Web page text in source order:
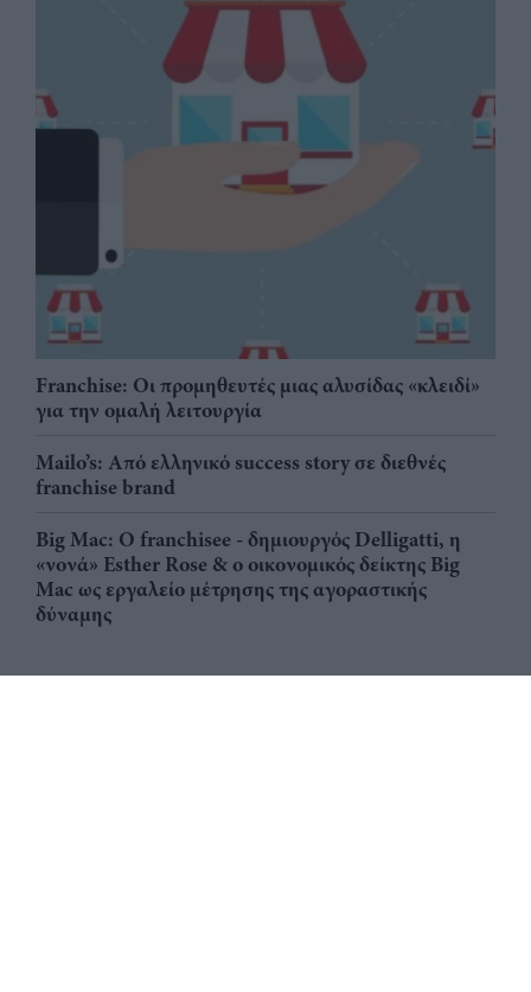
Franchise: Οι προμηθευτές μιας αλυσίδας «κλειδί»
για την ομαλή λειτουργία
Mailo’s: Από ελληνικό success story σε διεθνές
franchise brand
Big Mac: Ο franchisee - δημιουργός Delligatti, η
«νονά» Esther Rose & ο οικονομικός δείκτης Big
Mac ως εργαλείο μέτρησης της αγοραστικής
δύναμης